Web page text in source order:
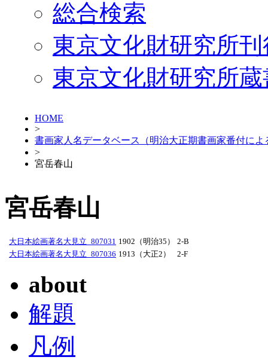
総合検索
東京文化財研究所
東京文化財研究所
HOME
>
書画家人名データベース（明治大正期書画家番付によ
>
宮岳春山
宮岳春山
大日本絵画著名大見立_807031 1902（明治35）
2-B
大日本絵画著名大見立_807036 1913（大正2） 2-F
about
解題
凡例